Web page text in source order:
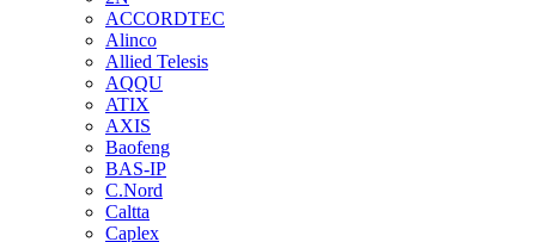
ACCORDTEC
Alinco
Allied Telesis
AQQU
ATIX
AXIS
Baofeng
BAS-IP
C.Nord
Caltta
Caplex